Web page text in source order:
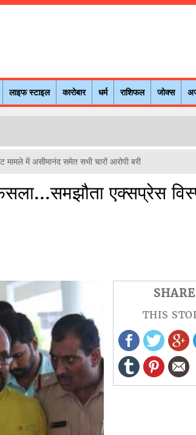
लाइफ स्टाइल कारोबार धर्म राशिफल जोक्स
में असीमानंद समेत सभी चारों आरोपी बरी
एक्सप्रेस
SHARE
THIS